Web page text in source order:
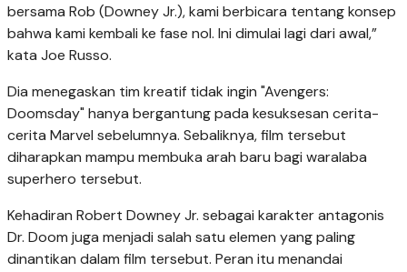
bersama Rob (Downey Jr.), kami berbicara tentang konsep
bahwa kami kembali ke fase nol. Ini dimulai lagi dari awal,”
kata Joe Russo.
Dia menegaskan tim kreatif tidak ingin "Avengers:
Doomsday" hanya bergantung pada kesuksesan cerita-
cerita Marvel sebelumnya. Sebaliknya, film tersebut
diharapkan mampu membuka arah baru bagi waralaba
superhero tersebut.
Kehadiran Robert Downey Jr. sebagai karakter antagonis
Dr. Doom juga menjadi salah satu elemen yang paling
dinantikan dalam film tersebut. Peran itu menandai